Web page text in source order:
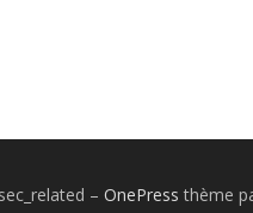
– OnePress thème